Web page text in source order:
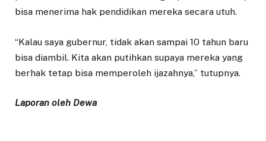
bisa menerima hak pendidikan mereka secara utuh.
“Kalau saya gubernur, tidak akan sampai 10 tahun baru
bisa diambil. Kita akan putihkan supaya mereka yang
berhak tetap bisa memperoleh ijazahnya,” tutupnya.
Laporan oleh Dewa